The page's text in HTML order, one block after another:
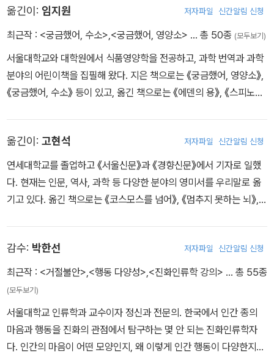
과학』, 『느낌의 진화: 생명과 문화를 만든 놀라운 순서』, 『느끼고 아는
존재: 인간의 마음은 어떻게 진화했을까』 등이 있다. 페소아상, 시뇨
학기술상 등 수많은 명예로운 상을 받았다. 또한 미국 국립과학원 의
학연구소, 미국 예술과학아카데미, 유럽 과학예술아카데미 회원으로
활동하고 있으며, 현재 로스앤젤레스에서 연구와 강의를 계속하고 있
다.
옮긴이: 임지원 저자파일 신간알림 신청
최근작 : <궁금했어, 수소>,<궁금했어, 영양소> … 총 50종 (모두보기)
서울대학교와 대학원에서 식품영양학을 전공하고, 과학 번역과 과학
분야의 어린이책을 집필해 왔다. 지은 책으로는 《궁금했어, 영양소》,
《궁금했어, 수소》 등이 있고, 옮긴 책으로는 《에덴의 용》, 《스피노자
옮긴이: 고현석 저자파일 신간알림 신청
연세대학교를 졸업하고 《서울신문》과 《경향신문》에서 기자로 일했
다. 현재는 인문, 역사, 과학 등 다양한 분야의 영미서를 우리말로 옮
기고 있다. 옮긴 책으로는 《코스모스를 넘어》, 《멈추지 못하는 뇌》,
《느끼고 아는 존재》, 《불공정한 숫자들》 등이 있다.
감수: 박한선 저자파일 신간알림 신청
최근작 : <거절불안>,<행동 다양성>,<진화인류학 강의> … 총 55종
(모두보기)
서울대학교 인류학과 교수이자 정신과 전문의. 한국에서 인간 종의
마음과 행동을 진화의 관점에서 탐구하는 몇 안 되는 진화인류학자
다. 인간의 마음이 어떤 모양인지, 왜 이렇게 인간 행동이 다양한지에